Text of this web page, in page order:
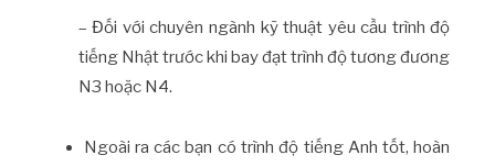
– Đối với chuyên ngành kỹ thuật yêu cầu trình độ
tiếng Nhật trước khi bay đạt trình độ tương đương
N3 hoặc N4.
Ngoài ra các bạn có trình độ tiếng Anh tốt, hoàn